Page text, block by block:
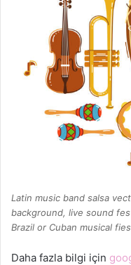
Latin music band salsa
background, live sound
Brazil or Cuban musical
Daha fazla bilgi için